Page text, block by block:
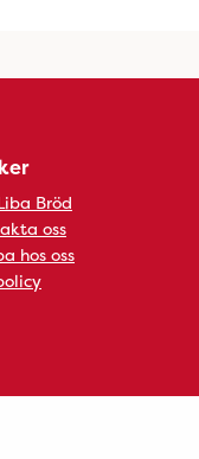
Bröd
oss
hos oss